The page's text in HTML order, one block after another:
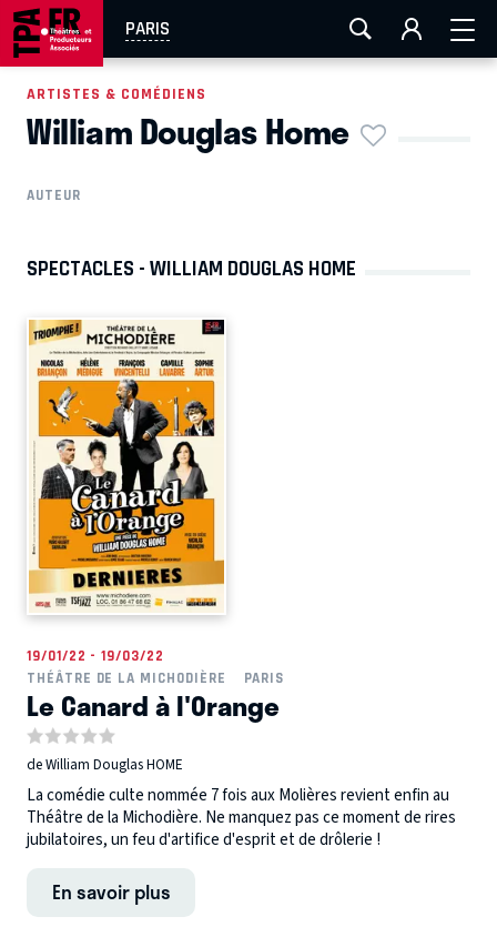
PARIS
AIX-MARSEILLE LA ROCHELLE
EN TOURNÉE
ARTISTES & COMÉDIENS
William Douglas Home
AUTEUR
SPECTACLES - WILLIAM DOUGLAS HOME
19/01/22 - 19/03/22
THÉÂTRE DE LA MICHODIÈRE
PARIS
Le Canard à l'Orange
de William Douglas HOME
La comédie culte nommée 7 fois aux Molières revient enfin au
Théâtre de la Michodière. Ne manquez pas ce moment de rires
jubilatoires, un feu d'artifice d'esprit et de drôlerie !
En savoir plus